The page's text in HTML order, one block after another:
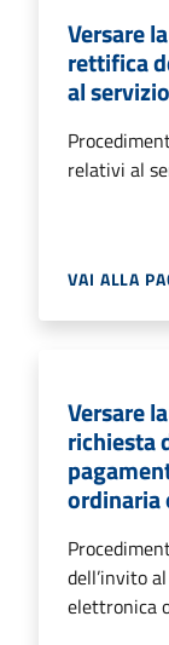
Versare
rettifica
al
relativi al
VAI ALLA
Versare
richiesta
ordinaria
dell’invito
elettronica